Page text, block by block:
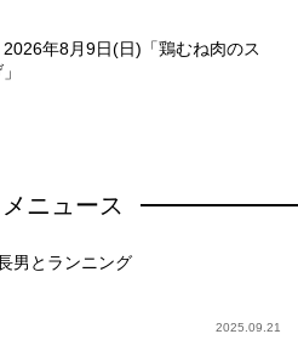
2026年8月9日(日)「鶏むね肉のス
ニュース
男とランニング
2025.09.21